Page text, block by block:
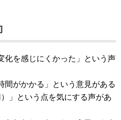
化を感じにくかった」という声
間がかかる」という意見がある
）」という点を気にする声があ